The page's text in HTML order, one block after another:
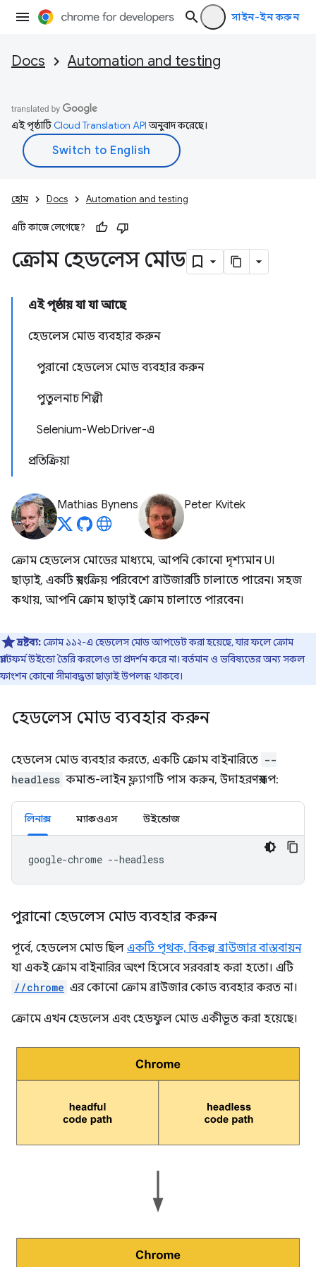
সাইন-ইন করুন
Docs Automation and testing
এই পৃষ্ঠাটিCloud Translation APIঅনুবাদ করেছে।
হোম Docs Automation and testing
এটি কাজে লেগেছে?
ক্রোম হেডলেস মোড
এই পৃষ্ঠায় যা যা আছে
হেডলেস মোড ব্যবহার করুন
পুরানো হেডলেস মোড ব্যবহার করুন
পুতুলনাচ শিল্পী
Selenium-WebDriver-এ
প্রতিক্রিয়া
Mathias Bynens Peter Kvitek
ক্রোম হেডলেস মোডের মাধ্যমে, আপনি কোনো দৃশ্যমান UI
ছাড়াই, একটি স্বয়ংক্রিয় পরিবেশে ব্রাউজারটি চালাতে পারেন। সহজ
কথায়, আপনি ক্রোম ছাড়াই ক্রোম চালাতে পারবেন।
দ্রষ্টব্য:ক্রোম ১১২-এ হেডলেস মোড আপডেট করা হয়েছে, যার ফলে ক্রোম
প্ল্যাটফর্ম উইন্ডো তৈরি করলেও তা প্রদর্শন করে না। বর্তমান ও ভবিষ্যতের অন্য সকল
ফাংশন কোনো সীমাবদ্ধতা ছাড়াই উপলব্ধ থাকবে।
হেডলেস মোড ব্যবহার করুন
হেডলেস মোড ব্যবহার করতে, একটি ক্রোম বাইনারিতে --
headless কমান্ড-লাইন ফ্ল্যাগটি পাস করুন, উদাহরণস্বরূপ:
লিনাক্স ম্যাকওএস উইন্ডোজ
google-chrome
পুরানো হেডলেস মোড ব্যবহার করুন
পূর্বে, হেডলেস মোড ছিল একটি পৃথক, বিকল্প ব্রাউজার বাস্তবায়ন
যা একই ক্রোম বাইনারির অংশ হিসেবে সরবরাহ করা হতো। এটি
//chrome এর কোনো ক্রোম ব্রাউজার কোড ব্যবহার করত না।
ক্রোমে এখন হেডলেস এবং হেডফুল মোড একীভূত করা হয়েছে।